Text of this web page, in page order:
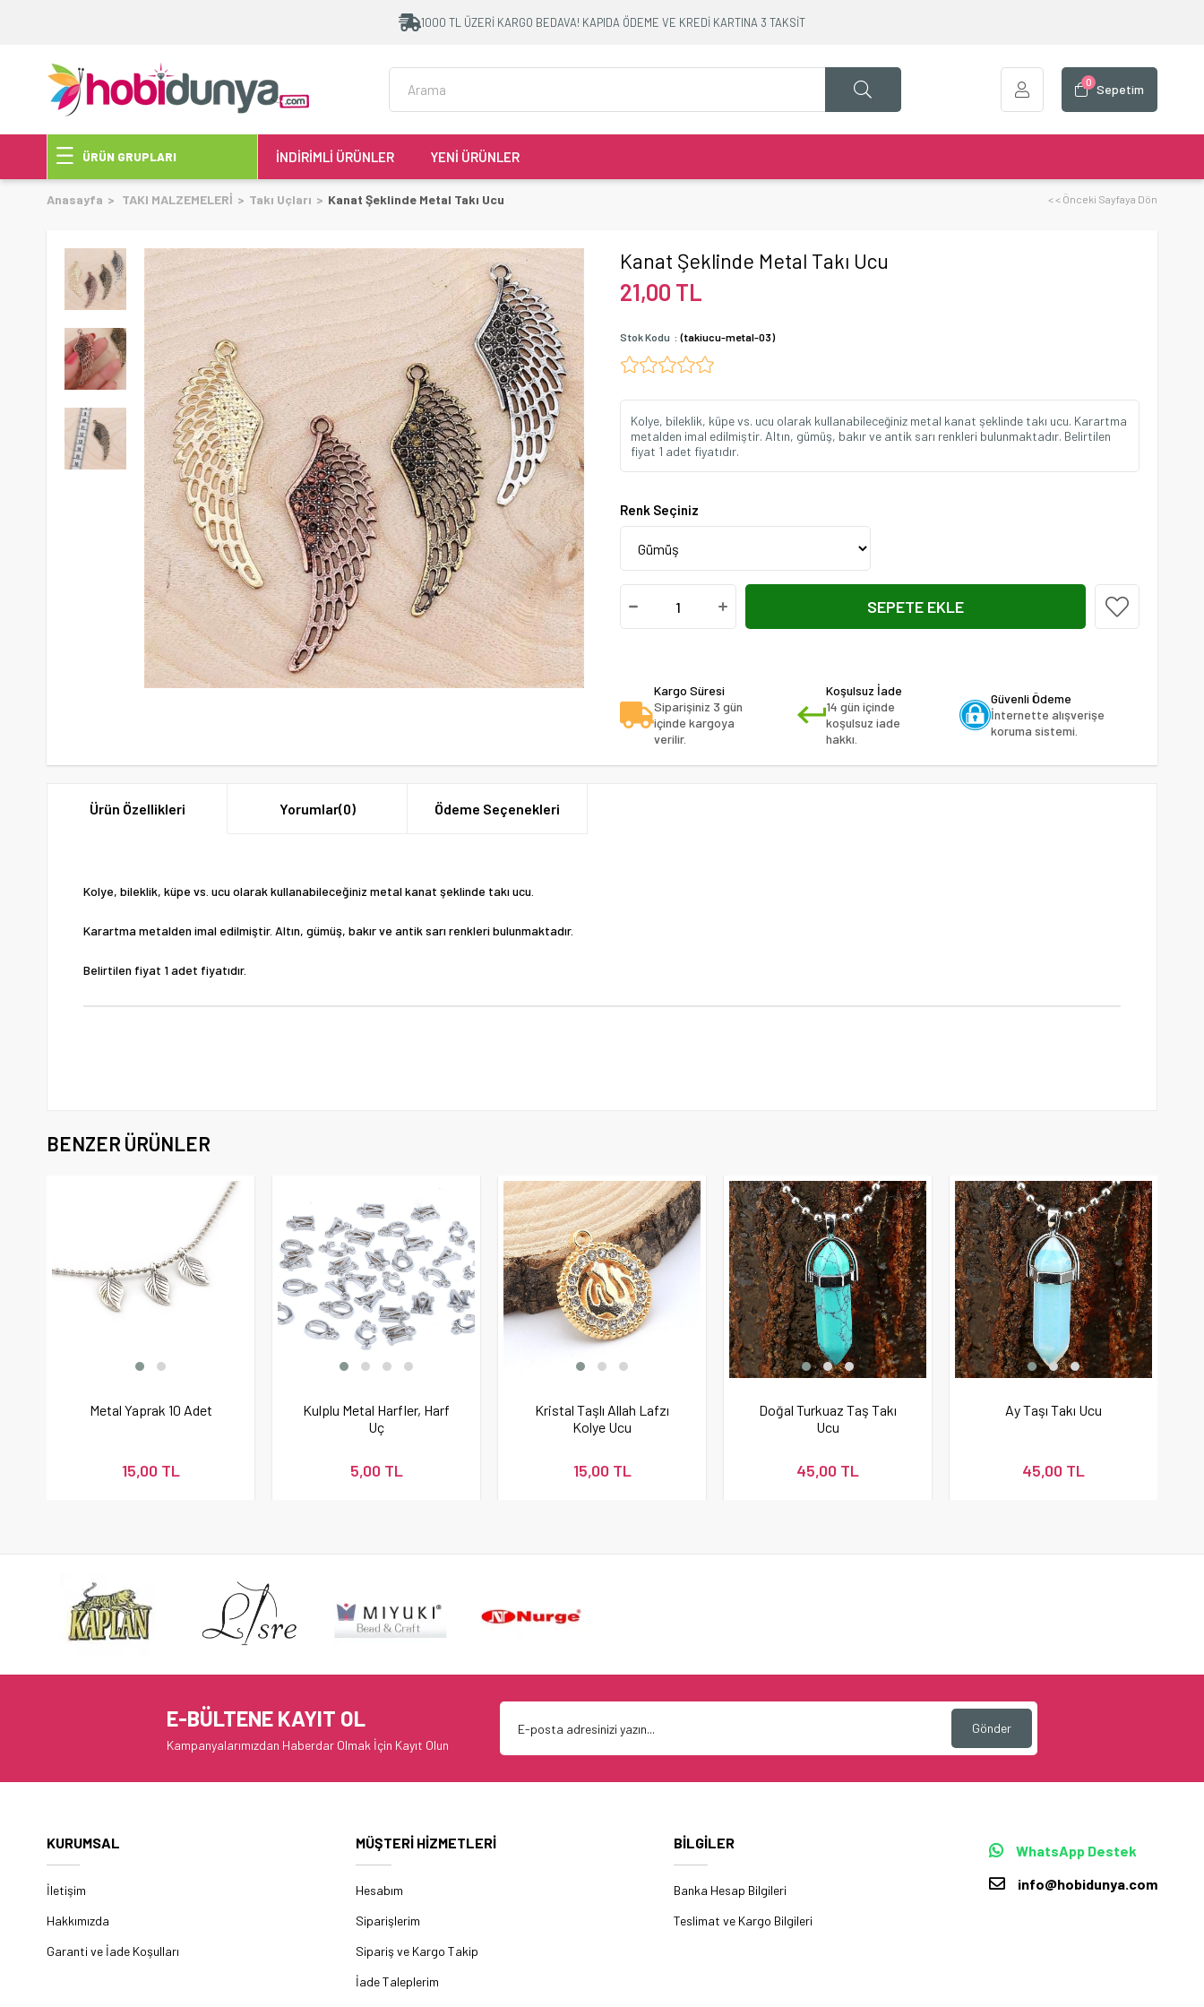
1000 TL ÜZERİ KARGO BEDAVA! KAPIDA ÖDEME VE KREDİ KARTINA 3 TAKSİT
Sepetim
0
ÜRÜN GRUPLARI İNDİRİMLİ ÜRÜNLER YENİ ÜRÜNLER
Anasayfa TAKI MALZEMELERİ Takı Uçları Kanat Şeklinde Metal Takı Ucu < < Önceki Sayfaya Dön
Kanat Şeklinde Metal Takı Ucu
21,00 TL
Stok Kodu (takiucu-metal-03)
Kolye, bileklik, küpe vs. ucu olarak kullanabileceğiniz metal kanat şeklinde takı ucu. Karartma
metalden imal edilmiştir. Altın, gümüş, bakır ve antik sarı renkleri bulunmaktadır. Belirtilen
fiyat 1 adet fiyatıdır.
Renk Seçiniz
Kargo Süresi
Siparişiniz 3 gün
içinde kargoya
verilir.
Koşulsuz İade
14 gün içinde
koşulsuz iade
hakkı.
Güvenli Ödeme
İnternette alışverişe
koruma sistemi.
Ürün Özellikleri Yorumlar(0) Ödeme Seçenekleri
Kolye, bileklik, küpe vs. ucu olarak kullanabileceğiniz metal kanat şeklinde takı ucu.
Karartma metalden imal edilmiştir. Altın, gümüş, bakır ve antik sarı renkleri bulunmaktadır.
Belirtilen fiyat 1 adet fiyatıdır.
BENZER ÜRÜNLER
Metal Yaprak 10 Adet
15,00 TL
Kulplu Metal Harfler, Harf
Uç
5,00 TL
Kristal Taşlı Allah Lafzı
Kolye Ucu
15,00 TL
Doğal Turkuaz Taş Takı
Ucu
45,00 TL
Ay Taşı Takı Ucu
45,00 TL
E-BÜLTENE KAYIT OL
Kampanyalarımızdan Haberdar Olmak İçin Kayıt Olun
Gönder
KURUMSAL
İletişim
Hakkımızda
Garanti ve İade Koşulları
MÜŞTERİ HİZMETLERİ
Hesabım
Siparişlerim
Sipariş ve Kargo Takip
İade Taleplerim
BİLGİLER
Banka Hesap Bilgileri
Teslimat ve Kargo Bilgileri
WhatsApp Destek
info@hobidunya.com